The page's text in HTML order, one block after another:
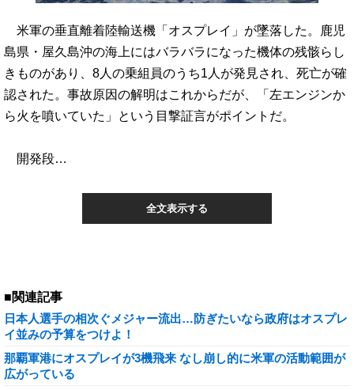
米軍の垂直離着陸輸送機「オスプレイ」が墜落した。鹿児
島県・屋久島沖の海上にはバラバラになった機体の残骸らし
きものがあり、8人の乗組員のうち1人が発見され、死亡が確
認された。事故原因の解明はこれからだが、「左エンジンか
ら火を噴いていた」という目撃証言がポイントだ。
開発段…
全文表示する
■関連記事
日本人選手の相次ぐメジャー流出…防ぎたいなら政府はオスプレ
イ並みの予算をつけよ！
那覇軍港にオスプレイが3機飛来 なし崩し的に米軍の活動範囲が
広がっている